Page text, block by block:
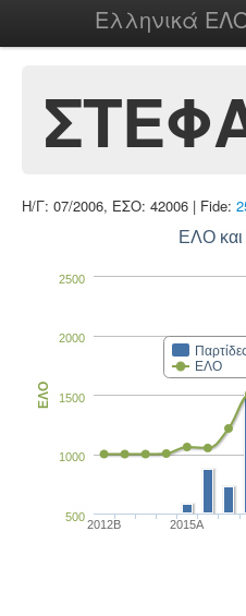
Ελληνικά
Η/Γ: 07/2006, ΕΣΟ: 42006 | Fide:
ΕΛΟ
Παρτίδες
ΕΛΟ
2012B 2015A
1000
1500
2000
500
2500
ΕΛΟ